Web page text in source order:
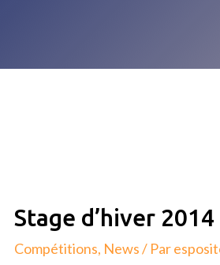
Stage d’hiver 2014
Compétitions, News/ Par
Stage
d’hiver
2014